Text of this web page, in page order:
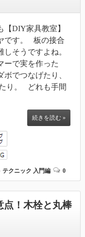
【DIY家具教室】
です。 板の接合
しそうですよね。
ーで実を作った
ボでつなげたり、
り。 どれも手間
続きを読む »
テクニック 入門編 0
点！木栓と丸棒